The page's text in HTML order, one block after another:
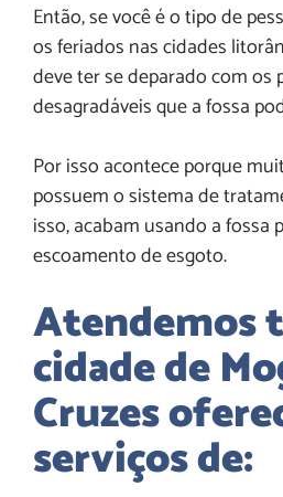
Então, se você é o tipo de
os feriados nas cidades
deve ter se deparado com os
desagradáveis que a fossa
Por isso acontece porque
possuem o sistema de
isso, acabam usando a fossa
escoamento de esgoto.
Atendemos
cidade de
Cruzes
serviços de: